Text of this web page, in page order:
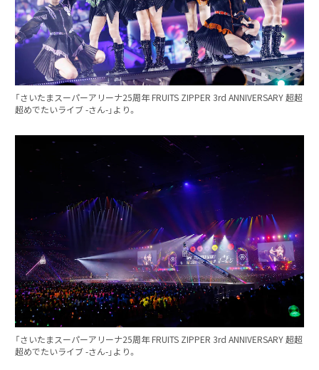
「さいたまスーパーアリーナ25周年 FRUITS ZIPPER 3rd ANNIVERSARY 超超
超めでたいライブ -さん-」より。
「さいたまスーパーアリーナ25周年 FRUITS ZIPPER 3rd ANNIVERSARY 超超
超めでたいライブ -さん-」より。